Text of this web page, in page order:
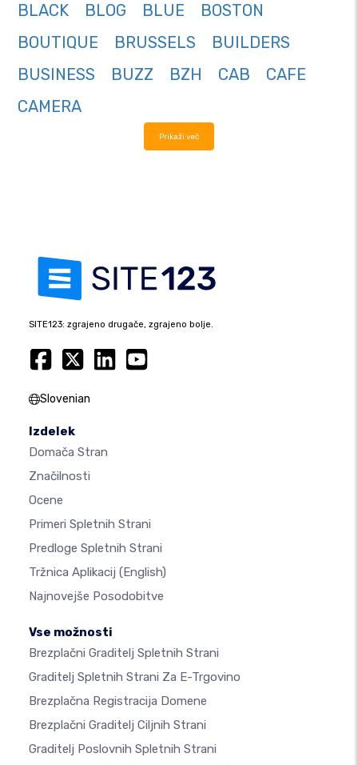
BLACK
BLOG BLUE
BOSTON
BOUTIQUE
BRUSSELS
BUILDERS
BUSINESS
BUZZ BZH CAB
CAFE
CAMERA
Prikaži več
SITE123: zgrajeno drugače, zgrajeno bolje.
Slovenian
Izdelek
Domača Stran
Značilnosti
Ocene
Primeri Spletnih Strani
Predloge Spletnih Strani
Tržnica Aplikacij (English)
Najnovejše Posodobitve
Vse možnosti
Brezplačni Graditelj Spletnih Strani
Graditelj Spletnih Strani Za E-Trgovino
Brezplačna Registracija Domene
Brezplačni Graditelj Ciljnih Strani
Graditelj Poslovnih Spletnih Strani